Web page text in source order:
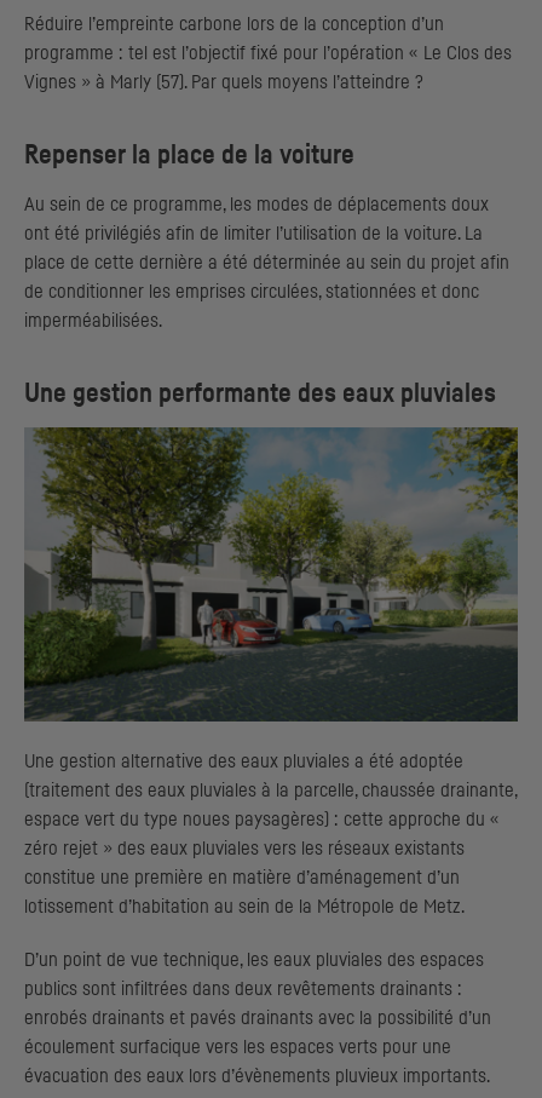
Réduire l’empreinte carbone lors de la conception d’un
programme : tel est l’objectif fixé pour l’opération « Le Clos des
Vignes » à Marly (57). Par quels moyens l’atteindre ?
Repenser la place de la voiture
Au sein de ce programme, les modes de déplacements doux
ont été privilégiés afin de limiter l’utilisation de la voiture. La
place de cette dernière a été déterminée au sein du projet afin
de conditionner les emprises circulées, stationnées et donc
imperméabilisées.
Une gestion performante des eaux pluviales
Une gestion alternative des eaux pluviales a été adoptée
(traitement des eaux pluviales à la parcelle, chaussée drainante,
espace vert du type noues paysagères) : cette approche du «
zéro rejet » des eaux pluviales vers les réseaux existants
constitue une première en matière d’aménagement d’un
lotissement d’habitation au sein de la Métropole de Metz.
D’un point de vue technique, les eaux pluviales des espaces
publics sont infiltrées dans deux revêtements drainants :
enrobés drainants et pavés drainants avec la possibilité d’un
écoulement surfacique vers les espaces verts pour une
évacuation des eaux lors d’évènements pluvieux importants.